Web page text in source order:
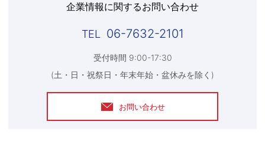
企業情報に関するお問い合わせ
06-7632-2101
受付時間 9:00-17:30
(土・日・祝祭日・年末年始・盆休みを除く)
お問い合わせ